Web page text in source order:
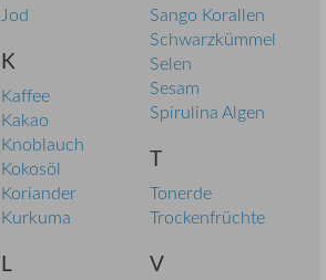
Jod
K
Kaffee
Kakao
Knoblauch
Kokosöl
Koriander
Kurkuma
L
Sango Korallen
Schwarzkümmel
Selen
Sesam
Spirulina Algen
T
Tonerde
Trockenfrüchte
V